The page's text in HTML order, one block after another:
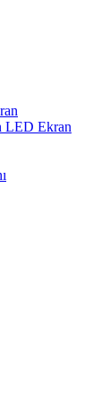
LED Ekran